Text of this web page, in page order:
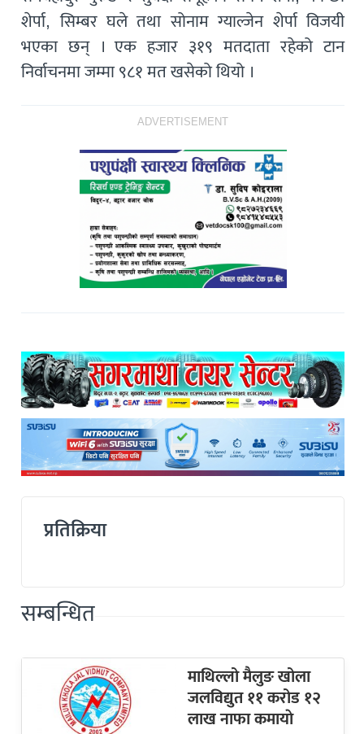
शेर्पा, सिम्बर घले तथा सोनाम ग्याल्जेन शेर्पा विजयी
भएका छन् । एक हजार ३१९ मतदाता रहेको टान
निर्वाचनमा जम्मा ९८१ मत खसेको थियो ।
ADVERTISEMENT
प्रतिक्रिया
सम्बन्धित
माथिल्लो मैलुङ खोला
जलविद्युत ११ करोड १२
लाख नाफा कमायाे